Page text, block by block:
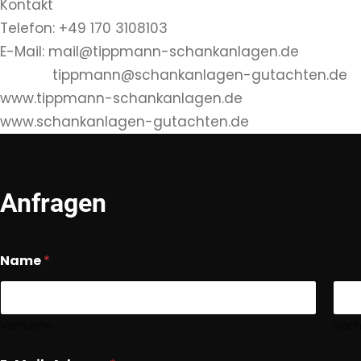
Kontakt
Telefon: +49 170 3108103
E-Mail: mail@tippmann-schankanlagen.de
tippmann@schankanlagen-gutachten.de
www.tippmann-schankanlagen.de
www.schankanlagen-gutachten.de
Anfragen
Name*